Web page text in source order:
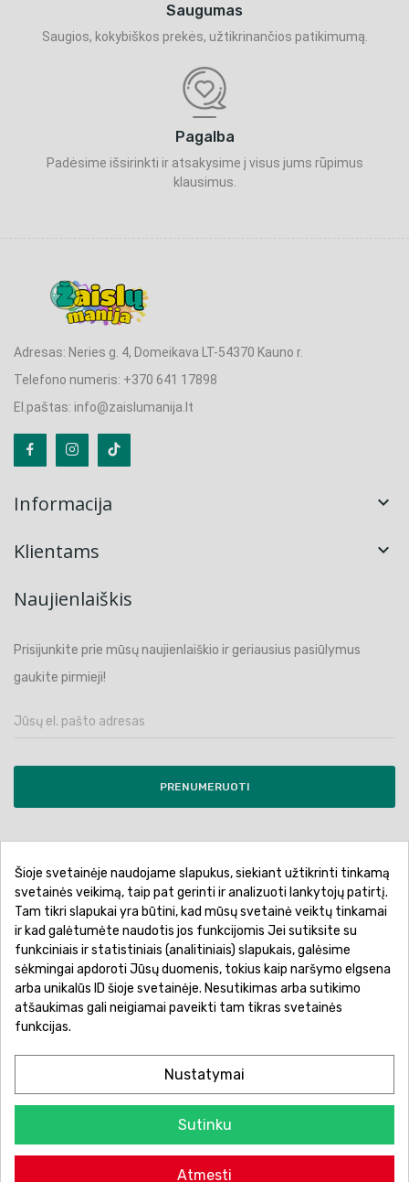
Saugumas
Saugios, kokybiškos prekės, užtikrinančios patikimumą.
Pagalba
Padėsime išsirinkti ir atsakysime į visus jums rūpimus
klausimus.
Adresas: Neries g. 4, Domeikava LT-54370 Kauno r.
Telefono numeris: +370 641 17898
El.paštas: info@zaislumanija.lt
Informacija 
Klientams 
Naujienlaiškis
Prisijunkite prie mūsų naujienlaiškio ir geriausius pasiūlymus
gaukite pirmieji!
PRENUMERUOTI
Pirkimo sąlygos ir taisyklės
Privatumo politika
Garantinis aptarnavimas
Prekių pristatymas
Prekių grąžinimas
Atsiskaitymo būdai
Šioje svetainėje naudojame slapukus, siekiant užtikrinti tinkamą
svetainės veikimą, taip pat gerinti ir analizuoti lankytojų patirtį.
Tam tikri slapukai yra būtini, kad mūsų svetainė veiktų tinkamai
ir kad galėtumėte naudotis jos funkcijomis Jei sutiksite su
funkciniais ir statistiniais (analitiniais) slapukais, galėsime
sėkmingai apdoroti Jūsų duomenis, tokius kaip naršymo elgsena
arba unikalūs ID šioje svetainėje. Nesutikimas arba sutikimo
atšaukimas gali neigiamai paveikti tam tikras svetainės
funkcijas.
Nustatymai
Sutinku
Atmesti